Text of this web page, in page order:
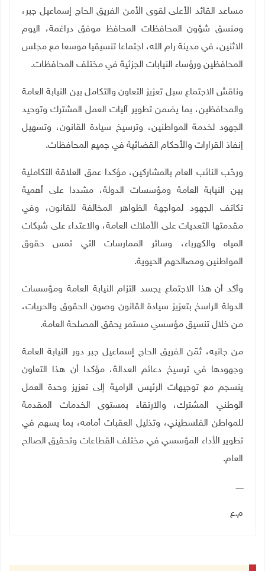
مساعد القائد الأعلى لقوى الأمن الفريق الحاج إسماعيل جبر،
ومنسق شؤون المحافظات المحافظ موفق دراغمة، اليوم
الاثنين، في مدينة رام الله، اجتماعا تنسيقيا موسعا مع مجلس
المحافظين ورؤساء النيابات الجزئية في مختلف المحافظات.
وناقش الاجتماع سبل تعزيز التعاون والتكامل بين النيابة العامة
والمحافظين، بما يضمن تطوير آليات العمل المشترك وتوحيد
الجهود لخدمة المواطنين، وترسيخ سيادة القانون، وتسهيل
إنفاذ القرارات والأحكام القضائية في جميع المحافظات.
ورحّب النائب العام بالمشاركين، مؤكدا عمق العلاقة التكاملية
بين النيابة العامة ومؤسسات الدولة، مشددا على أهمية
تكاتف الجهود لمواجهة الظواهر المخالفة للقانون، وفي
مقدمتها التعديات على الأملاك العامة، والاعتداء على شبكات
المياه والكهرباء، وسائر الممارسات التي تمس حقوق
المواطنين ومصالحهم الحيوية.
وأكد أن هذا الاجتماع يجسد التزام النيابة العامة ومؤسسات
الدولة الراسخ بتعزيز سيادة القانون وصون الحقوق والحريات،
من خلال تنسيق مؤسسي مستمر يحقق المصلحة العامة.
من جانبه، ثمّن الفريق الحاج إسماعيل جبر دور النيابة العامة
وجهودها في ترسيخ دعائم العدالة، مؤكدا أن هذا التعاون
ينسجم مع توجيهات الرئيس الرامية إلى تعزيز وحدة العمل
الوطني المشترك، والارتقاء بمستوى الخدمات المقدمة
للمواطن الفلسطيني، وتذليل العقبات أمامه، بما يسهم في
تطوير الأداء المؤسسي في مختلف القطاعات وتحقيق الصالح
العام.
ــــــ
م.ع